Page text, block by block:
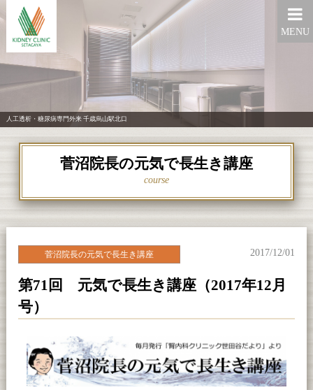
人工透析・糖尿病専門外来 千歳烏山駅北口
MENU
菅沼院長の元気で長生き講座
course
第71回 元気で長生き講座（2017年12月
号）
菅沼院長の元気で長生き講座 2017/12/01